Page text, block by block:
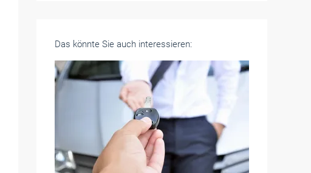
Das könnte Sie auch interessieren: